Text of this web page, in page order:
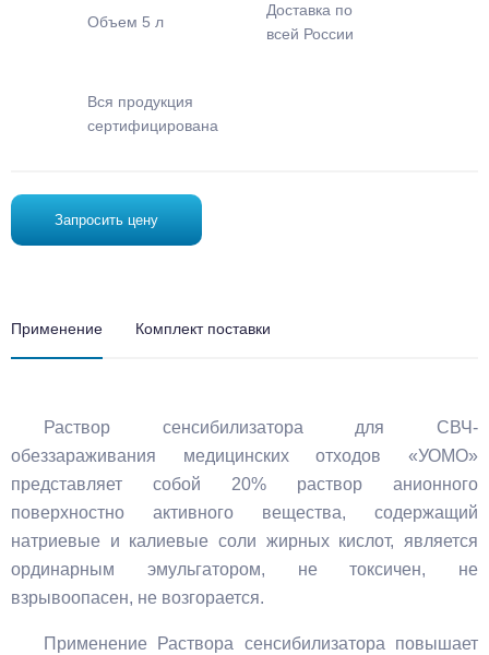
Объем 5 л
Доставка по
всей России
Вся продукция
сертифицирована
Запросить цену
Применение Комплект поставки
Раствор сенсибилизатора для СВЧ-
обеззараживания медицинских отходов «УОМО»
представляет собой 20% раствор анионного
поверхностно активного вещества, содержащий
натриевые и калиевые соли жирных кислот, является
ординарным эмульгатором, не токсичен, не
взрывоопасен, не возгорается.
Применение Раствора сенсибилизатора повышает